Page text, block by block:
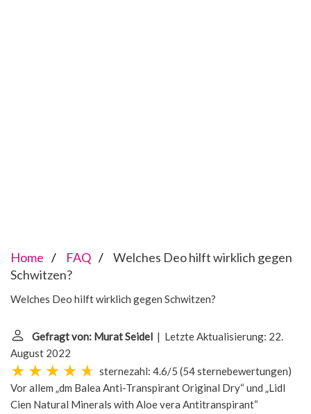
Home FAQ
Welches Deo hilft wirklich gegen
Schwitzen?
Welches Deo hilft wirklich gegen Schwitzen?
Gefragt von: Murat Seidel | Letzte Aktualisierung: 22.
August 2022
sternezahl: 4.6/5 (54 sternebewertungen)
Vor allem „dm Balea Anti-Transpirant Original Dry“ und „Lidl
Cien Natural Minerals with Aloe vera Antitranspirant“